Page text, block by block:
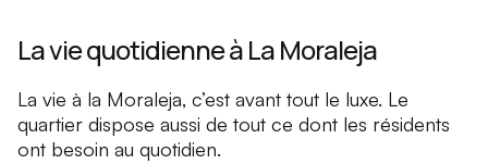
La vie quotidienne à La Moraleja
La vie à la Moraleja, c’est avant tout le luxe. Le
quartier dispose aussi de tout ce dont les résidents
ont besoin au quotidien.